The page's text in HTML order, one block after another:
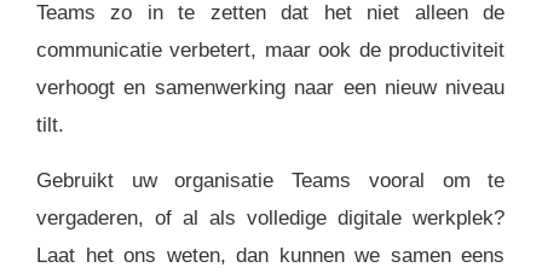
Teams zo in te zetten dat het niet alleen de
communicatie verbetert, maar ook de productiviteit
verhoogt en samenwerking naar een nieuw niveau
tilt.
Gebruikt uw organisatie Teams vooral om te
vergaderen, of al als volledige digitale werkplek?
Laat het ons weten, dan kunnen we samen eens